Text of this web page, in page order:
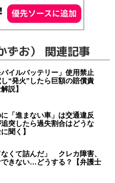
ずお） 関連記事
イルバッテリー」使用禁止
“発火”したら巨額の賠償責
説】
「進まない車」は交通違反
突したら過失割合はどうな
聞く】
なくて詰んだ」 クレカ障害、
きない…どうする？【弁護士